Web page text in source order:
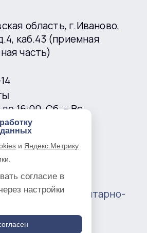
область, г.Иваново,
каб.43 (приемная
часть)
16:00, Сб. – Вс.
гуманитарно-
обработки
и Яндекс.Метрику
согласие в
настройки